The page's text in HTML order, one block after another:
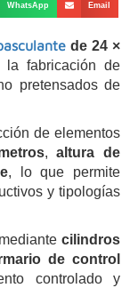
WhatsApp Email
de 24 ×
la fabricación de
pretensados de
de elementos
,altura de
, lo que permite
y tipologías
cilindros
de control
controlado y